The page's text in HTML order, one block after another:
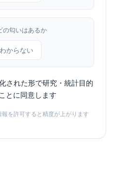
の匂いはあるか
わからない
された形で研究・統計目的
とに同意します
報を許可すると精度が上がります